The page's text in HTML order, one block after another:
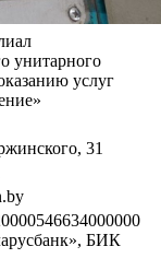
унитарного
услуг
31
БИК